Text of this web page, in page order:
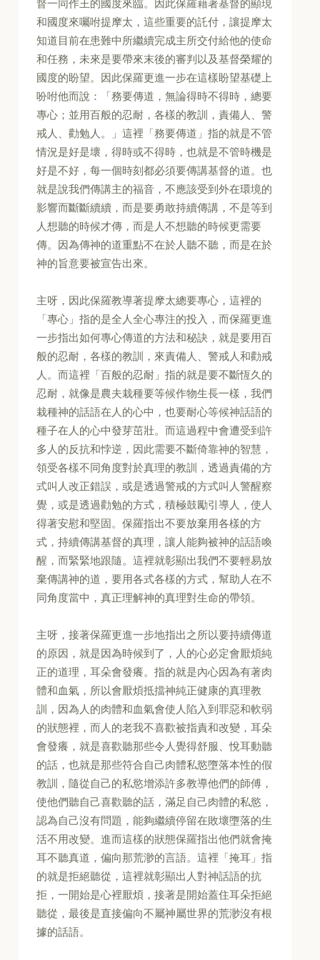
督一同作王的國度來臨。因此保羅藉著基督的顯現
和國度來囑咐提摩太，這些重要的託付，讓提摩太
知道目前在患難中所繼續完成主所交付給他的使命
和任務，未來是要帶來末後的審判以及基督榮耀的
國度的盼望。因此保羅更進一步在這樣盼望基礎上
吩咐他而說：「務要傳道，無論得時不得時，總要
專心；並用百般的忍耐，各樣的教訓，責備人、警
戒人、勸勉人。」這裡「務要傳道」指的就是不管
情況是好是壞，得時或不得時，也就是不管時機是
好是不好，每一個時刻都必須要傳講基督的道。也
就是說我們傳講主的福音，不應該受到外在環境的
影響而斷斷續續，而是要勇敢持續傳講，不是等到
人想聽的時候才傳，而是人不想聽的時候更需要
傳。因為傳神的道重點不在於人聽不聽，而是在於
神的旨意要被宣告出來。
主呀，因此保羅教導著提摩太總要專心，這裡的
「專心」指的是全人全心專注的投入，而保羅更進
一步指出如何專心傳道的方法和秘訣，就是要用百
般的忍耐，各樣的教訓，來責備人、警戒人和勸戒
人。而這裡「百般的忍耐」指的就是要不斷恆久的
忍耐，就像是農夫栽種要等候作物生長一樣，我們
栽種神的話語在人的心中，也要耐心等候神話語的
種子在人的心中發芽茁壯。而這過程中會遭受到許
多人的反抗和悖逆，因此需要不斷倚靠神的智慧，
領受各樣不同角度對於真理的教訓，透過責備的方
式叫人改正錯誤，或是透過警戒的方式叫人警醒察
覺，或是透過勸勉的方式，積極鼓勵引導人，使人
得著安慰和堅固。保羅指出不要放棄用各樣的方
式，持續傳講基督的真理，讓人能夠被神的話語喚
醒，而緊緊地跟隨。這裡就彰顯出我們不要輕易放
棄傳講神的道，要用各式各樣的方式，幫助人在不
同角度當中，真正理解神的真理對生命的帶領。
主呀，接著保羅更進一步地指出之所以要持續傳道
的原因，就是因為時候到了，人的心必定會厭煩純
正的道理，耳朵會發癢。指的就是內心因為有著肉
體和血氣，所以會厭煩抵擋神純正健康的真理教
訓，因為人的肉體和血氣會使人陷入到罪惡和軟弱
的狀態裡，而人的老我不喜歡被指責和改變，耳朵
會發癢，就是喜歡聽那些令人覺得舒服、悅耳動聽
的話，也就是那些符合自己肉體私慾墮落本性的假
教訓，隨從自己的私慾增添許多教導他們的師傅，
使他們聽自己喜歡聽的話，滿足自己肉體的私慾，
認為自己沒有問題，能夠繼續停留在敗壞墮落的生
活不用改變。進而這樣的狀態保羅指出他們就會掩
耳不聽真道，偏向那荒渺的言語。這裡「掩耳」指
的就是拒絕聽從，這裡就彰顯出人對神話語的抗
拒，一開始是心裡厭煩，接著是開始蓋住耳朵拒絕
聽從，最後是直接偏向不屬神屬世界的荒渺沒有根
據的話語。